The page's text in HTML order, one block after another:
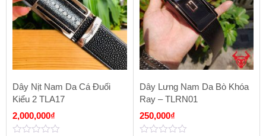
Dây Nịt Nam Da Cá Đuối
Kiểu 2 TLA17
2,000,000₫
Dây Lưng Nam Da Bò Khóa
Ray – TLRN01
250,000₫